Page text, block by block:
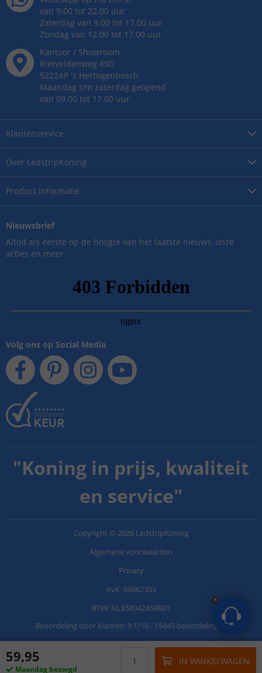
59,95
Maandag bezorgd
IN WINKELWAGEN
Over LedstripKoning
Product informatie
Klantenservice
van 9.00 tot 22.00 uur
Zaterdag van 9.00 tot 17.00 uur
Zondag van 12.00 tot 17.00 uur
Kantoor / Showroom
Rietveldenweg 49D
5222AP 's Hertogenbosch
Maandag t/m zaterdag geopend
van 09.00 tot 17.00 uur
Nieuwsbrief
Altijd als eerste op de hoogte van het laatste nieuws, onze
acties en meer.
Volg ons op Social Media
"Koning in prijs, kwaliteit
en service"
Copyright © 2026 LedstripKoning
Algemene voorwaarden
Privacy
KvK: 69862303
BTW: NL858042459B01
Beoordeling door klanten: 9.1/10- 15445 beoordelingen